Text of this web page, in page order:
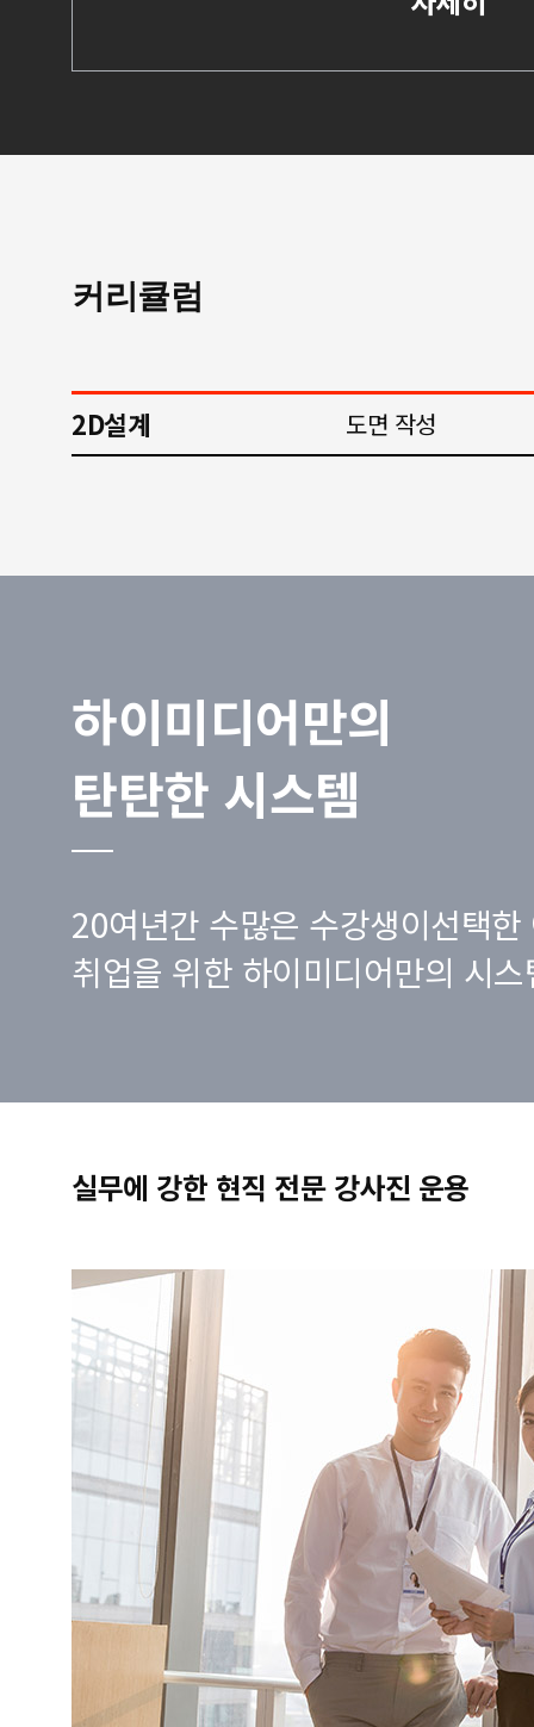
커리큘럼
2D설계 도면 작성
하이미디어만의
탄탄한 시스템
20여년간 수많은 수강생이선택한
취업을 위한 하이미디어만의 시
실무에 강한 현직 전문 강사진 운용